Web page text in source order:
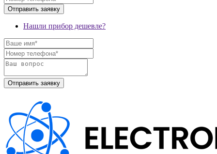
Нашли прибор дешевле?